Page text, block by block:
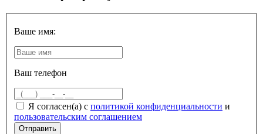
Ваше имя:
Ваш телефон
Я согласен(а) с политикой конфиденциальности и
пользовательским соглашением